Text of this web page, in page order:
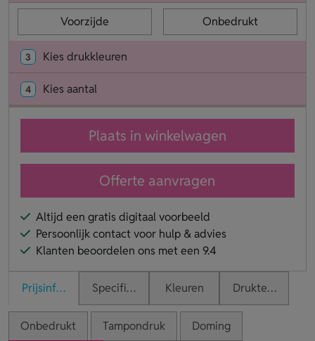
Voorzijde Onbedrukt
3 Kies drukkleuren
4 Kies aantal
Plaats in winkelwagen
Offerte aanvragen
Altijd een gratis digitaal voorbeeld
Persoonlijk contact voor hulp & advies
Klanten beoordelen ons met een 9.4
PrijsinformatieSpecificaties Kleuren Druktechnieken
Onbedrukt Tampondruk Doming